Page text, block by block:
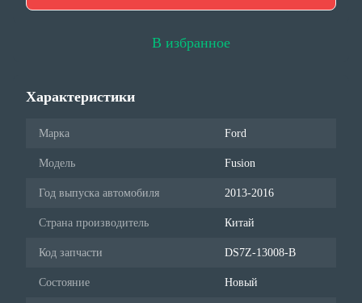
В избранное
Характеристики
Марка Ford
Модель Fusion
Год выпуска автомобиля 2013-2016
Страна производитель Китай
Код запчасти DS7Z-13008-B
Состояние Новый